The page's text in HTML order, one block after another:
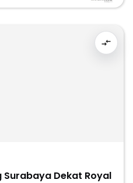
Surabaya Dekat Royal